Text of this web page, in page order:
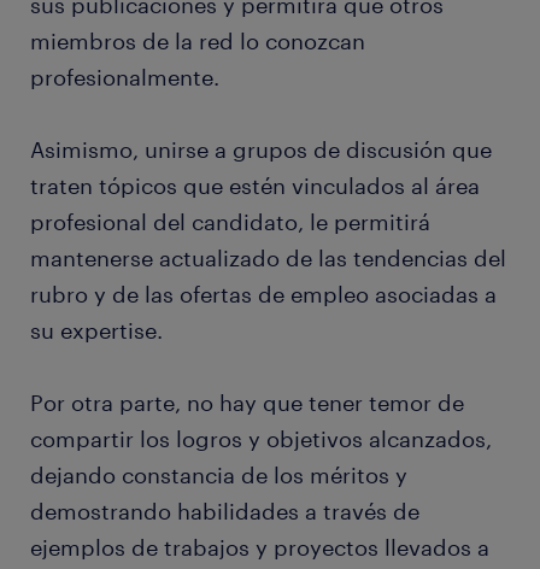
miembros de la red lo conozcan
profesionalmente.
Asimismo, unirse a grupos de discusión que
traten tópicos que estén vinculados al área
profesional del candidato, le permitirá
mantenerse actualizado de las tendencias del
rubro y de las ofertas de empleo asociadas a
su expertise.
Por otra parte, no hay que tener temor de
compartir los logros y objetivos alcanzados,
dejando constancia de los méritos y
demostrando habilidades a través de
ejemplos de trabajos y proyectos llevados a